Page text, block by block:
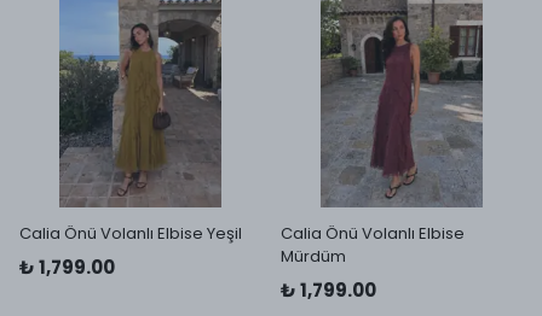
Calia Önü Volanlı Elbise Yeşil
₺ 1,799.00
Calia Önü Volanlı Elbise
Mürdüm
₺ 1,799.00